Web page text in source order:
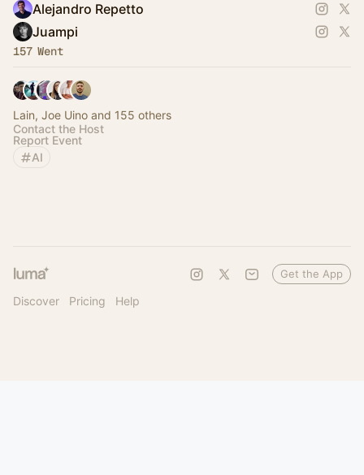
Alejandro Repetto
Juampi
157 Went
Lain, Joe Uino and 155 others
Contact the Host
Report Event
AI
Discover Pricing Help
Get the App